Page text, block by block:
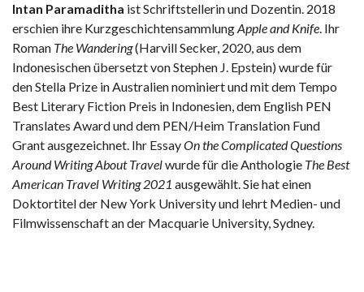
Intan Paramaditha ist Schriftstellerin und Dozentin. 2018
erschien ihre KurzgeschichtensammlungApple and Knife. Ihr
Roman The Wandering(Harvill Secker, 2020, aus dem
Indonesischen übersetzt von Stephen J. Epstein) wurde für
den Stella Prize in Australien nominiert und mit dem Tempo
Best Literary Fiction Preis in Indonesien, dem English PEN
Translates Award und dem PEN/Heim Translation Fund
Grant ausgezeichnet. Ihr EssayOn the Complicated Questions
Around Writing About Travelwurde für die Anthologie The Best
American Travel Writing 2021 ausgewählt. Sie hat einen
Doktortitel der New York University und lehrt Medien- und
Filmwissenschaft an der Macquarie University, Sydney.